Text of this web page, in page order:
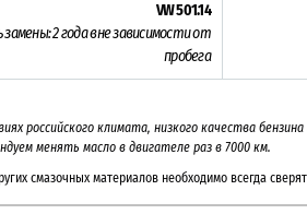
VW 501.14
замены:2 года вне зависимости от
пробега
российского климата, низкого качества
менять масло в двигателе раз в 7000 км.
смазочных материалов необходимо всегда